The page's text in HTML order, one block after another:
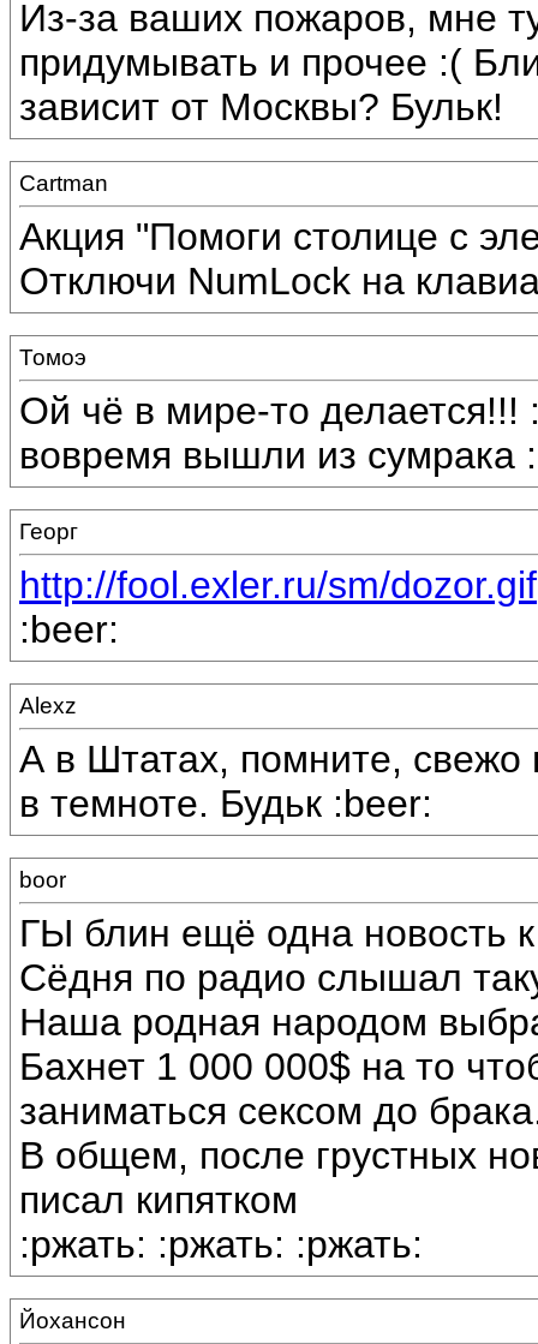
Из-за ваших пожаров, мне
придумывать и прочее :(
зависит от Москвы? Бульк!
Cartman
Акция "Помоги столице с
Отключи NumLock на
Томоэ
Ой чё в мире-то делается!!!
вовремя вышли из сумрака
Георг
http://fool.exler.ru/sm/dozor.gif
:beer:
Alexz
А в Штатах, помните,
в темноте. Будьк :beer:
boor
ГЫ блин ещё одна новость
Сёдня по радио слышал
Наша родная народом
Бахнет 1 000 000$ на то
заниматься сексом до
В общем, после грустных
писал кипятком
:ржать: :ржать: :ржать:
Йохансон